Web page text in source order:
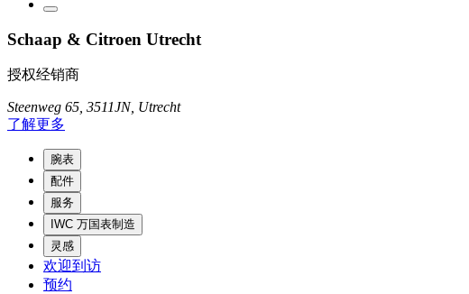
Schaap & Citroen Utrecht
授权经销商
Steenweg 65, 3511JN, Utrecht
了解更多
腕表
配件
服务
IWC 万国表制造
灵感
欢迎到访
预约